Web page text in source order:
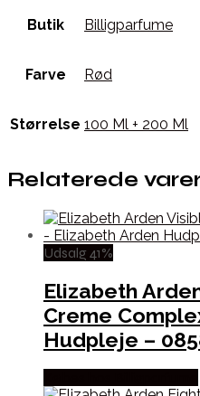
Butik Billigparfume
Farve Rød
Størrelse 100 Ml + 200 Ml
Relaterede
Udsalg 41%
Elizabeth
Creme
Hudpleje –